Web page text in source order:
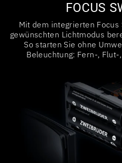
FOCUS
Mit dem integrierten Focus
gewünschten Lichtmodus
So starten Sie ohne
Beleuchtung: Fern-,